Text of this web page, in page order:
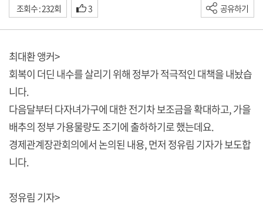
조회수 : 232회 3 공유하기
최대환 앵커>
회복이 더딘 내수를 살리기 위해 정부가 적극적인 대책을 내놨습
니다.
다음달부터 다자녀가구에 대한 전기차 보조금을 확대하고, 가을
배추의 정부 가용물량도 조기에 출하하기로 했는데요.
경제관계장관회의에서 논의된 내용, 먼저 정유림 기자가 보도합
니다.
정유림 기자>